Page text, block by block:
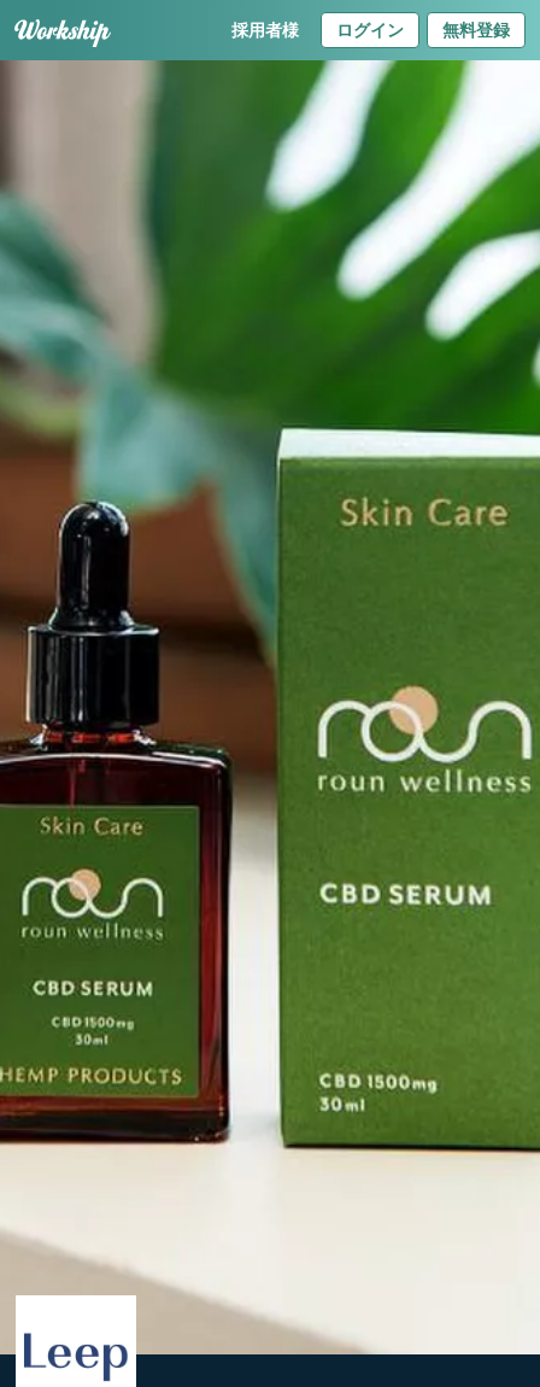
採用者様 ログイン 無料登録